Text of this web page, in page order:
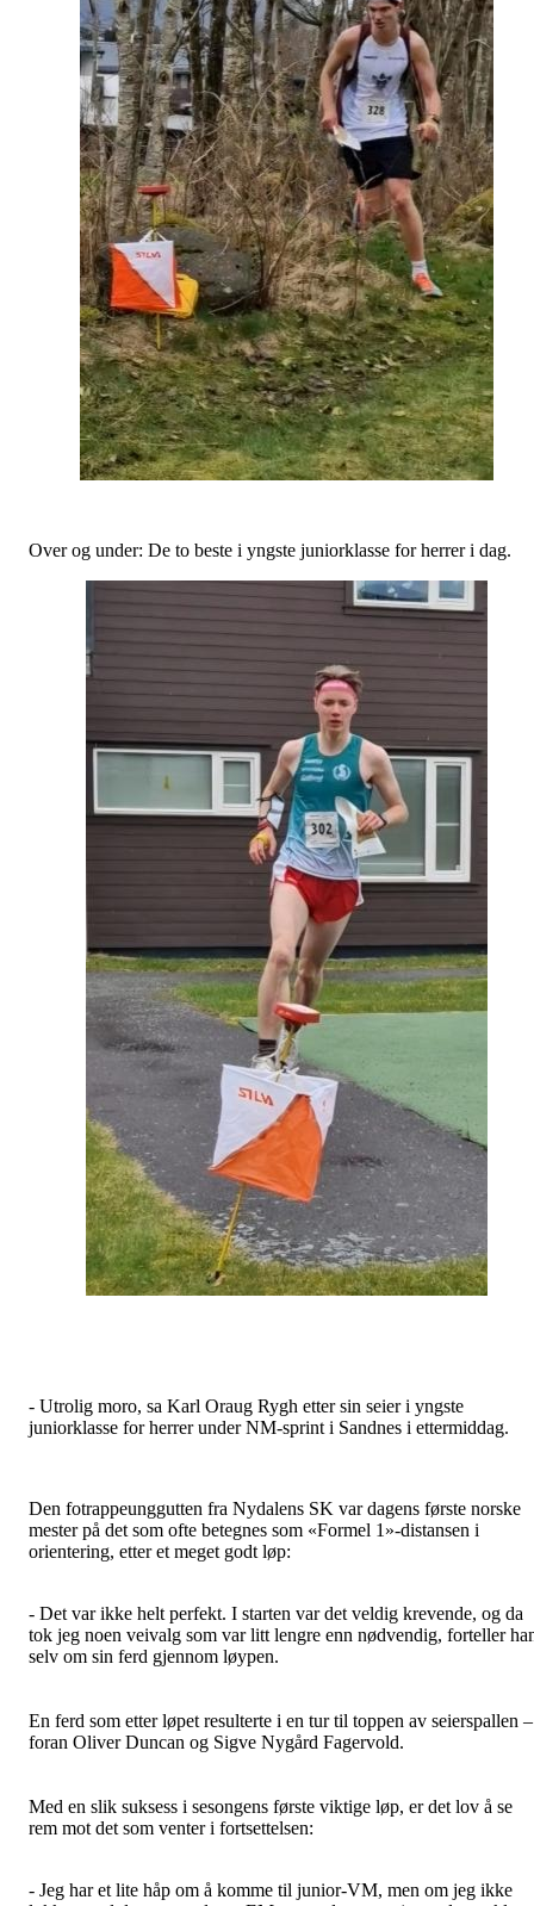
Over og under: De to beste i yngste juniorklasse for herrer i dag.
- Utrolig moro, sa Karl Oraug Rygh etter sin seier i yngste
juniorklasse for herrer under NM-sprint i Sandnes i ettermiddag.
Den fotrappeunggutten fra Nydalens SK var dagens første norske
mester på det som ofte betegnes som «Formel 1»-distansen i
orientering, etter et meget godt løp:
- Det var ikke helt perfekt. I starten var det veldig krevende, og da
tok jeg noen veivalg som var litt lengre enn nødvendig, forteller
selv om sin ferd gjennom løypen.
En ferd som etter løpet resulterte i en tur til toppen av seierspallen –
foran Oliver Duncan og Sigve Nygård Fagervold.
Med en slik suksess i sesongens første viktige løp, er det lov å se
rem mot det som venter i fortsettelsen:
- Jeg har et lite håp om å komme til junior-VM, men om jeg ikke